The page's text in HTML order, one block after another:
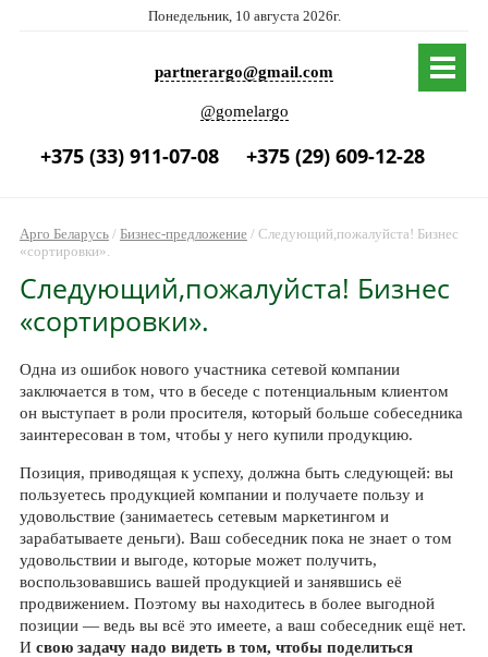
Понедельник, 10 августа 2026г.
partnerargo@gmail.com
@gomelargo
+375 (33) 911-07-08 +375 (29) 609-12-28
Арго Беларусь/ Бизнес-предложение/ Следующий,пожалуйста! Бизнес
«сортировки».
Следующий,пожалуйста! Бизнес
«сортировки».
Одна из ошибок нового участника сетевой компании
заключается в том, что в беседе с потенциальным клиентом
он выступает в роли просителя, который больше собеседника
заинтересован в том, чтобы у него купили продукцию.
Позиция, приводящая к успеху, должна быть следующей: вы
пользуетесь продукцией компании и получаете пользу и
удовольствие (занимаетесь сетевым маркетингом и
зарабатываете деньги). Ваш собеседник пока не знает о том
удовольствии и выгоде, которые может получить,
воспользовавшись вашей продукцией и занявшись её
продвижением. Поэтому вы находитесь в более выгодной
позиции — ведь вы всё это имеете, а ваш собеседник ещё нет.
И свою задачу надо видеть в том, чтобы поделиться